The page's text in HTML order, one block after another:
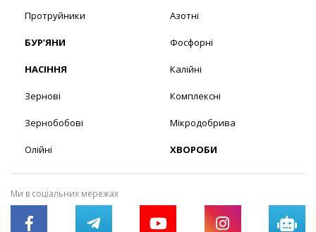
Протруйники
БУР’ЯНИ
НАСІННЯ
Зернові
Зернобобові
Олійні
Азотні
Фосфорні
Калійні
Комплексні
Мікродобрива
ХВОРОБИ
Ми в соціальних мережах